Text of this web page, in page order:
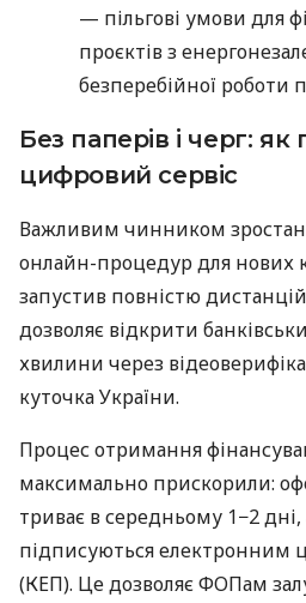
— пільгові умови для
проєктів з
безперебійної роботи
Без паперів і черг:
цифровий сервіс
Важливим чинником
онлайн-процедур для нових
запустив повністю
дозволяє відкрити
хвилини через
куточка України.
Процес отримання
максимально прискорили:
триває в середньому 1−2
підписуються електронним
(КЕП). Це дозволяє ФОПам